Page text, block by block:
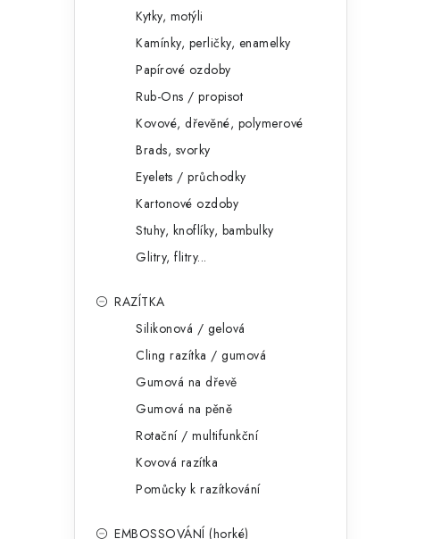
Kytky, motýli
Kamínky, perličky, enamelky
Papírové ozdoby
Rub-Ons / propisot
Kovové, dřevěné, polymerové
Brads, svorky
Eyelets / průchodky
Kartonové ozdoby
Stuhy, knoflíky, bambulky
Glitry, flitry...
RAZÍTKA
Silikonová / gelová
Cling razítka / gumová
Gumová na dřevě
Gumová na pěně
Rotační / multifunkční
Kovová razítka
Pomůcky k razítkování
EMBOSSOVÁNÍ (horké)